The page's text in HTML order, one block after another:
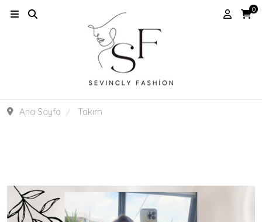
0
Ana Sayfa Takım